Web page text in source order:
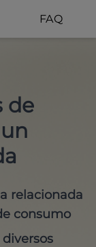
FAQ
de
relacionada
consumo